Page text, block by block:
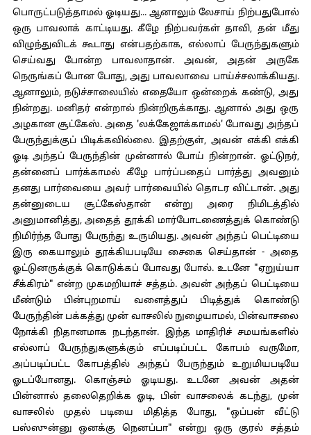
பொருட்படுத்தாமல் ஓடியது... ஆனாலும் லேசாய் நிற்பதுபோல்
ஒரு பாவலாக் காட்டியது. கீழே நிற்பவர்கள் தாவி, தன் மீது
விழுந்துவிடக் கூடாது என்பதற்காக, எல்லாப் பேருந்துகளும்
செய்வது போன்ற பாவலாதான். அவன், அதன் அருகே
நெருங்கப் போன போது, அது பாவலாவை பாய்ச்சலாக்கியது.
ஆனாலும், நடுச்சாலையில் எதையோ ஒன்றைக் கண்டு, அது
நின்றது. மனிதர் என்றால் நின்றிருக்காது. ஆனால் அது ஒரு
அழகான சூட்கேஸ். அதை 'லக்கேஜாக்காமல்' போவது அந்தப்
பேருந்துக்குப் பிடிக்கவில்லை. இதற்குள், அவன் எக்கி எக்கி
ஓடி அந்தப் பேருந்தின் முன்னால் போய் நின்றான். ஓட்டுநர்,
தன்னைப் பார்க்காமல் கீழே பார்ப்பதைப் பார்த்து அவனும்
தனது பார்வையை அவர் பார்வையில் தொடர விட்டான். அது
தன்னுடைய சூட்கேஸ்தான் என்று அரை நிமிடத்தில்
அனுமானித்து, அதைத் தூக்கி மார்போடணைத்துக் கொண்டு
நிமிர்ந்த போது பேருந்து உருமியது. அவன் அந்தப் பெட்டியை
இரு கையாலும் தூக்கியபடியே சைகை செய்தான் - அதை
ஓட்டுனருக்குக் கொடுக்கப் போவது போல். உடனே "ஏறுய்யா
சீக்கிரம்" என்ற முகமறியாச் சத்தம். அவன் அந்தப் பெட்டியை
மீண்டும் பின்புறமாய் வளைத்துப் பிடித்துக் கொண்டு
பேருந்தின் பக்கத்து முன் வாசலில் நுழையாமல், பின்வாசலை
நோக்கி நிதானமாக நடந்தான். இந்த மாதிரிச் சமயங்களில்
எல்லாப் பேருந்துகளுக்கும் எப்படிப்பட்ட கோபம் வருமோ,
அப்படிப்பட்ட கோபத்தில் அந்தப் பேருந்தும் உறுமியபடியே
ஓடப்போனது. கொஞ்சம் ஓடியது. உடனே அவன் அதன்
பின்னால் தலைதெறிக்க ஓடி, பின் வாசலைக் கடந்து, முன்
வாசலில் முதல் படியை மிதித்த போது, "ஒப்பன் வீட்டு
பஸ்ஸுன்னு ஒனக்கு நெனப்பா" என்று ஒரு குரல் சத்தம்